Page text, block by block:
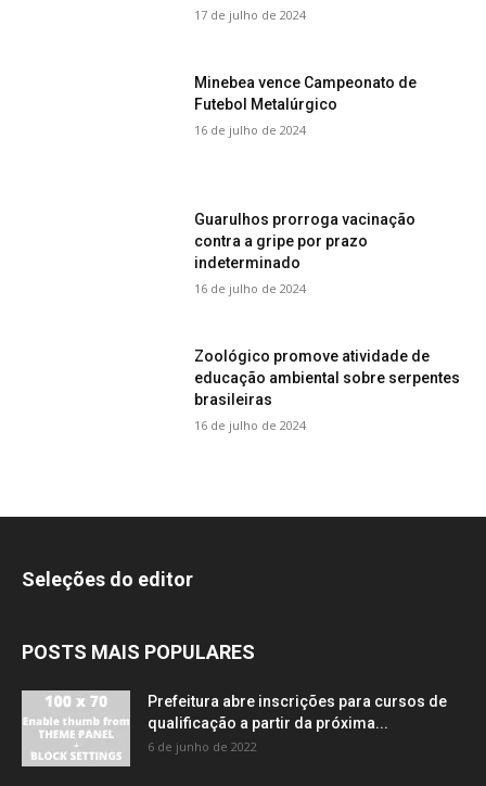
17 de julho de 2024
Minebea vence Campeonato de
Futebol Metalúrgico
16 de julho de 2024
Guarulhos prorroga vacinação
contra a gripe por prazo
indeterminado
16 de julho de 2024
Zoológico promove atividade de
educação ambiental sobre serpentes
brasileiras
16 de julho de 2024
Seleções do editor
POSTS MAIS POPULARES
Prefeitura abre inscrições para cursos de
qualificação a partir da próxima...
6 de junho de 2022